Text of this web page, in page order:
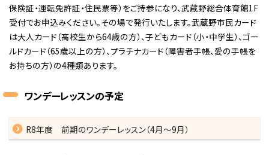
保険証・運転免許証・住民票等）をご持参になり、武蔵野総合体育館1F
受付でお申込みください。その場で発行いたします。武蔵野市民カード
は大人カード（高校生から64歳の方）、子どもカード（小・中学生）、ゴー
ルドカード（65歳以上の方）、プラチナカード（障害者手帳、愛の手帳を
お持ちの方）の4種類あります。
ワンデーレッスンの予定
R8年度 前期のワンデーレッスン（4月～9月）